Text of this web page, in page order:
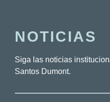
NOTICIAS
Siga las noticias
Santos Dumont.